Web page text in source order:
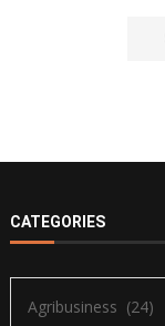
CATEGORIES